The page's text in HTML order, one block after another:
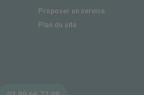
Proposer un service
Plan du site